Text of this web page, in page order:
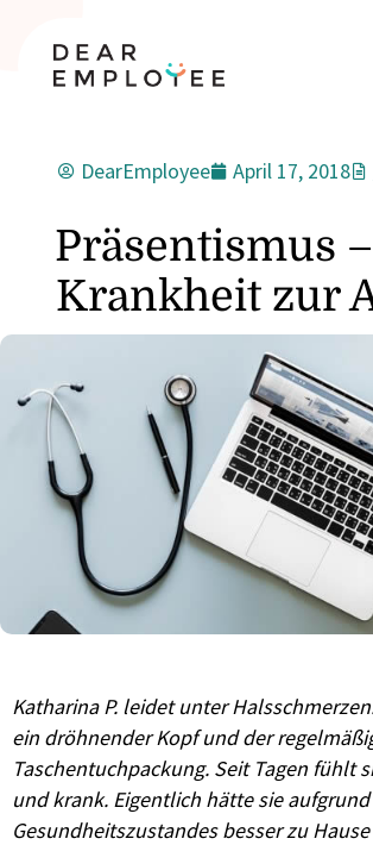
DearEmployee April 17, 2018
Präsentismus
Krankheit zur
Katharina P. leidet unter
ein dröhnender Kopf und der
Taschentuchpackung. Seit Tagen fühlt
und krank. Eigentlich hätte sie
Gesundheitszustandes besser zu